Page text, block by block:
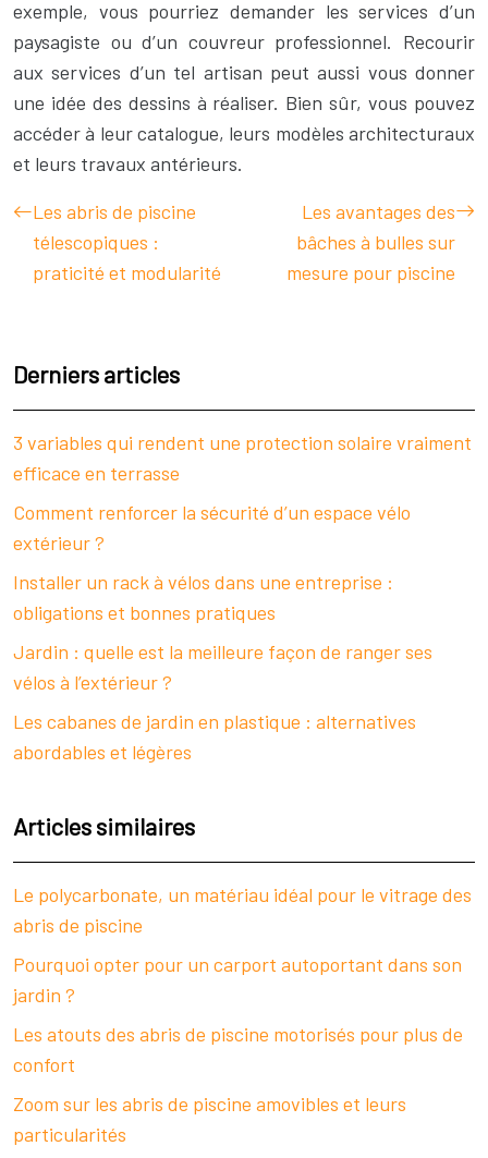
exemple, vous pourriez demander les services d’un
paysagiste ou d’un couvreur professionnel. Recourir
aux services d’un tel artisan peut aussi vous donner
une idée des dessins à réaliser. Bien sûr, vous pouvez
accéder à leur catalogue, leurs modèles architecturaux
et leurs travaux antérieurs.
Les abris de piscine
télescopiques :
praticité et modularité
Les avantages des
bâches à bulles sur
mesure pour piscine
Derniers articles
3 variables qui rendent une protection solaire vraiment
efficace en terrasse
Comment renforcer la sécurité d’un espace vélo
extérieur ?
Installer un rack à vélos dans une entreprise :
obligations et bonnes pratiques
Jardin : quelle est la meilleure façon de ranger ses
vélos à l’extérieur ?
Les cabanes de jardin en plastique : alternatives
abordables et légères
Articles similaires
Le polycarbonate, un matériau idéal pour le vitrage des
abris de piscine
Pourquoi opter pour un carport autoportant dans son
jardin ?
Les atouts des abris de piscine motorisés pour plus de
confort
Zoom sur les abris de piscine amovibles et leurs
particularités